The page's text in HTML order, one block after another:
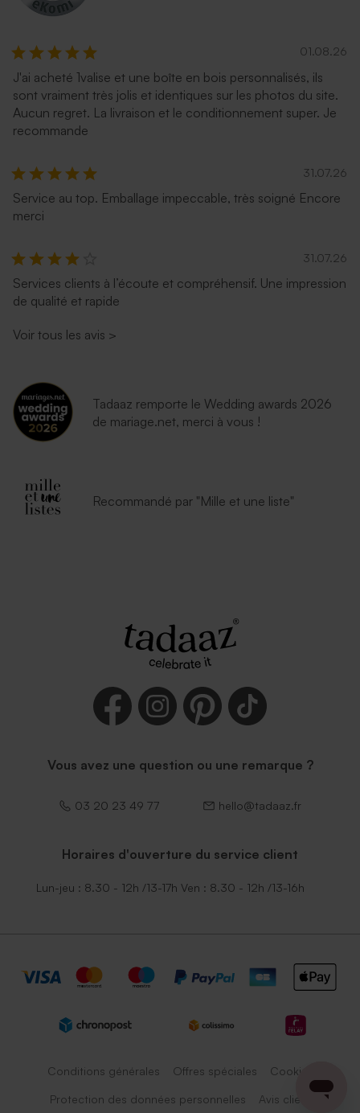
01.08.26
J'ai acheté 1valise et une boîte en bois personnalisés, ils
sont vraiment très jolis et identiques sur les photos du site.
Aucun regret. La livraison et le conditionnement super. Je
recommande
31.07.26
Service au top. Emballage impeccable, très soigné Encore
merci
31.07.26
Services clients à l’écoute et compréhensif. Une impression
de qualité et rapide
Voir tous les avis >
Tadaaz remporte le Wedding awards 2026
de mariage.net, merci à vous !
Recommandé par "Mille et une liste"
Vous avez une question ou une remarque ?
03 20 23 49 77 hello@tadaaz.fr
Horaires d'ouverture du service client
Lun-jeu : 8.30 - 12h /13-17h Ven : 8.30 - 12h /13-16h
Conditions générales Offres spéciales Cookies
Protection des données personnelles Avis client